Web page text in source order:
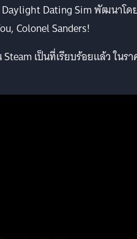
Daylight Dating Sim พัฒนาโด
Colonel Sanders!
เป็นที่เรียบร้อยแล้ว ในร